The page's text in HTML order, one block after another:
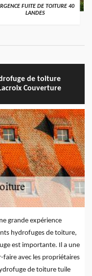
FUITE DE TOITURE 40
LANDES
de toiture
Couverture
grande expérience
hydrofuges de toiture,
est importante. Il a une
faire avec les propriétaires
de toiture tuile